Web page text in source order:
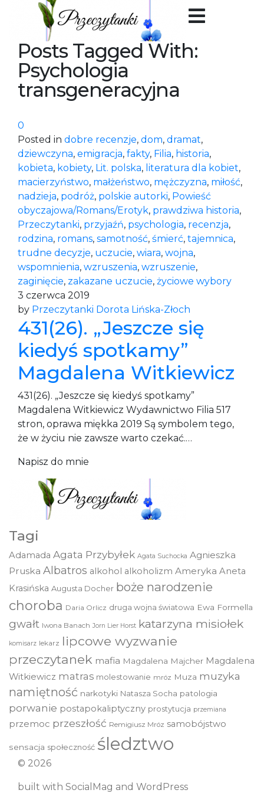
Posts Tagged With:
Psychologia
transgeneracyjna
0
Posted in dobre recenzje, dom, dramat,
dziewczyna, emigracja, fakty, Filia, historia,
kobieta, kobiety, Lit. polska, literatura dla kobiet,
macierzyństwo, małżeństwo, mężczyzna, miłość,
nadzieja, podróż, polskie autorki, Powieść
obyczajowa/Romans/Erotyk, prawdziwa historia,
Przeczytanki, przyjaźń, psychologia, recenzja,
rodzina, romans, samotność, śmierć, tajemnica,
trudne decyzje, uczucie, wiara, wojna,
wspomnienia, wzruszenia, wzruszenie,
zaginięcie, zakazane uczucie, życiowe wybory
3 czerwca 2019
by Przeczytanki Dorota Lińska-Złoch
431(26). „Jeszcze się
kiedyś spotkamy”
Magdalena Witkiewicz
431(26). „Jeszcze się kiedyś spotkamy”
Magdalena Witkiewicz Wydawnictwo Filia 517
stron, oprawa miękka 2019 Są symbolem tego,
że w życiu nie zawsze warto czekać.…
Napisz do mnie
Tagi
Adamada Agata Przybyłek Agata Suchocka Agnieszka
Pruska Albatros alkohol alkoholizm Ameryka Aneta
Krasińska Augusta Docher boże narodzenie
choroba Daria Orlicz druga wojna światowa Ewa Formella
gwałt Iwona Banach Jorn Lier Horst katarzyna misiołek
komisarz lekarz lipcowe wyzwanie
przeczytanek mafia Magdalena Majcher Magdalena
Witkiewicz matras molestowanie mróz Muza muzyka
namiętność narkotyki Natasza Socha patologia
porwanie postapokaliptyczny prostytucja przemiana
przemoc przeszłość Remigiusz Mróz samobójstwo
sensacja społeczność śledztwo
© 2026
built with SocialMag and WordPress